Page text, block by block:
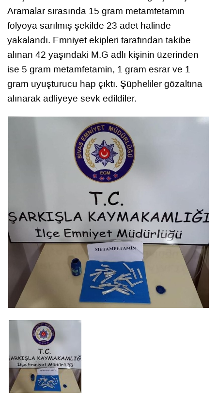
Aramalar sırasında 15 gram metamfetamin
folyoya sarılmış şekilde 23 adet halinde
yakalandı. Emniyet ekipleri tarafından takibe
alınan 42 yaşındaki M.G adlı kişinin üzerinden
ise 5 gram metamfetamin, 1 gram esrar ve 1
gram uyuşturucu hap çıktı. Şüpheliler gözaltına
alınarak adliyeye sevk edildiler.